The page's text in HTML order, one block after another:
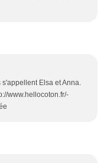
Elsa et Anna.
www.hellocoton.fr/-